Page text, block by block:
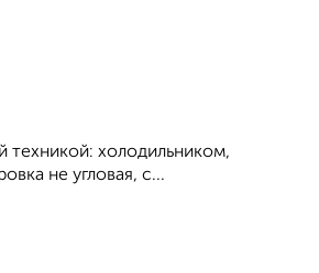
холодильником,
не угловая, с...